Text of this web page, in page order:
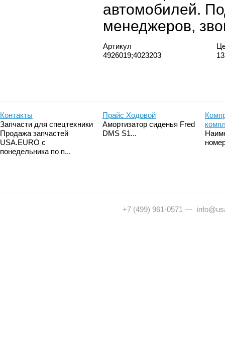
автомобилей.
менеджеров,
Артикул
4926019;4023203
Контакты
Запчасти для спецтехники
Продажа запчастей
USA.EURO с
понедельника по п...
Прайс Ходовой
Амортизатор сиденья Fred
DMS S1...
+7 (499) 961-0571 —